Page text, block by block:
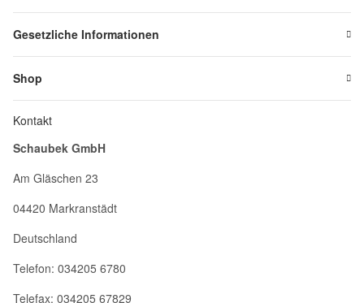
Gesetzliche Informationen
Shop
Kontakt
Schaubek GmbH
Am Gläschen 23
04420 Markranstädt
Deutschland
Telefon: 034205 6780
Telefax: 034205 67829